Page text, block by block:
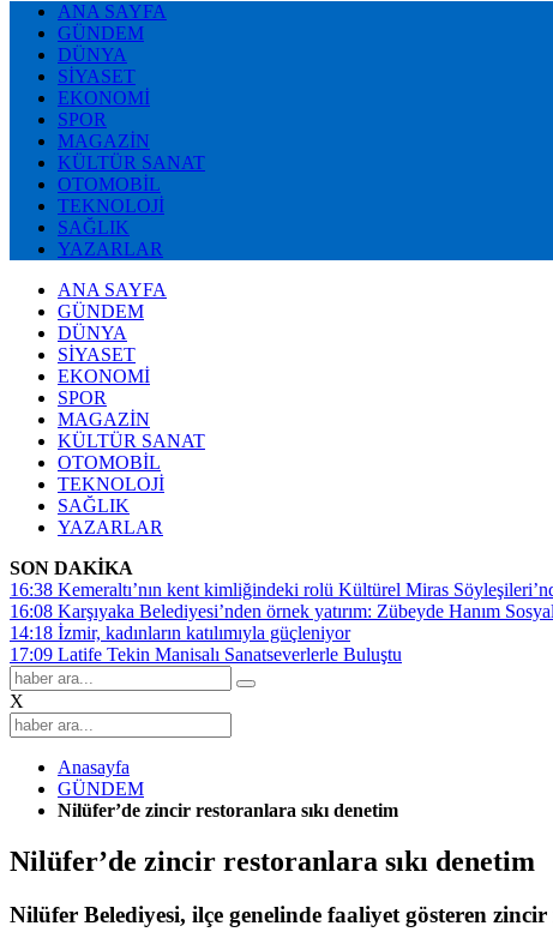
ANA SAYFA
GÜNDEM
DÜNYA
SİYASET
EKONOMİ
SPOR
MAGAZİN
KÜLTÜR SANAT
OTOMOBİL
TEKNOLOJİ
SAĞLIK
YAZARLAR
ANA SAYFA
GÜNDEM
DÜNYA
SİYASET
EKONOMİ
SPOR
MAGAZİN
KÜLTÜR SANAT
OTOMOBİL
TEKNOLOJİ
SAĞLIK
YAZARLAR
SON DAKİKA
16:38 Kemeraltı’nın kent kimliğindeki rolü Kültürel Miras
16:08 Karşıyaka Belediyesi’nden örnek yatırım: Zübeyde Hanım
14:18 İzmir, kadınların katılımıyla güçleniyor
17:09 Latife Tekin Manisalı Sanatseverlerle Buluştu
X
Anasayfa
GÜNDEM
Nilüfer’de zincir restoranlara sıkı denetim
Nilüfer’de zincir restoranlara sıkı denetim
Nilüfer Belediyesi, ilçe genelinde faaliyet gösteren